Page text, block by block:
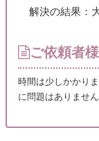
解決の結果：
ご依頼者
時間は少しかかり
に問題はありません